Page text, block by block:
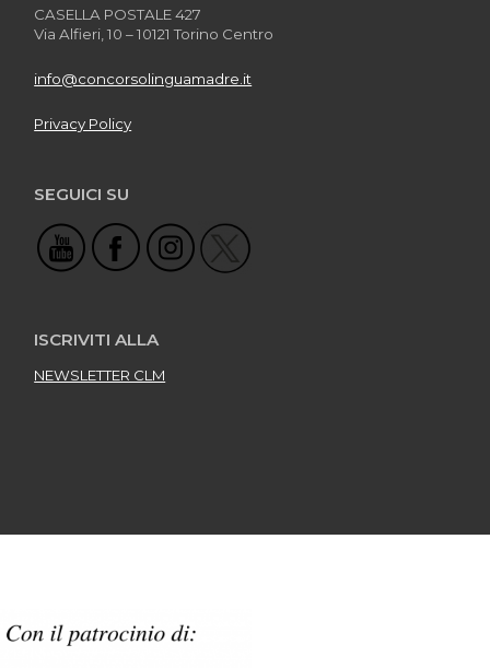
CASELLA POSTALE 427
Via Alfieri, 10 – 10121 Torino Centro
info@concorsolinguamadre.it
Privacy Policy
SEGUICI SU
ISCRIVITI ALLA
NEWSLETTER CLM